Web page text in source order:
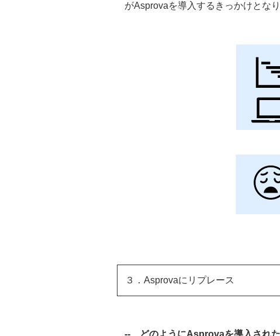
がAsprovaを導入するきっかけとなり
３．Asprovaにリプレース